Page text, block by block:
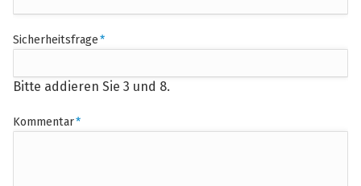
Pflichtfeld
Sicherheitsfrage*
Bitte addieren Sie 3 und 8.
Pflichtfeld
Kommentar*